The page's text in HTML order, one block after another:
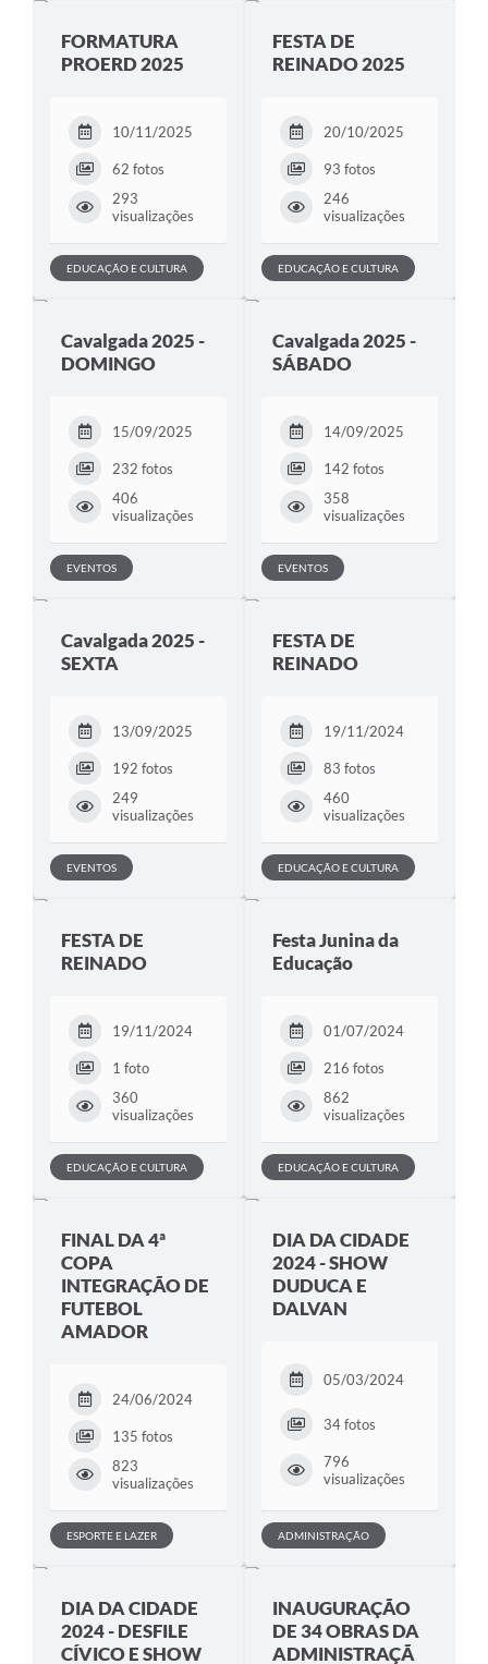
FORMATURA
PROERD 2025
10/11/2025
62 fotos
293
visualizações
EDUCAÇÃO E CULTURA
FESTA DE
REINADO 2025
20/10/2025
93 fotos
246
visualizações
EDUCAÇÃO E CULTURA
Cavalgada 2025 -
DOMINGO
15/09/2025
232 fotos
406
visualizações
EVENTOS
Cavalgada 2025 -
SÁBADO
14/09/2025
142 fotos
358
visualizações
EVENTOS
Cavalgada 2025 -
SEXTA
13/09/2025
192 fotos
249
visualizações
EVENTOS
FESTA DE
REINADO
19/11/2024
83 fotos
460
visualizações
EDUCAÇÃO E CULTURA
FESTA DE
REINADO
19/11/2024
1 foto
360
visualizações
EDUCAÇÃO E CULTURA
Festa Junina da
Educação
01/07/2024
216 fotos
862
visualizações
EDUCAÇÃO E CULTURA
FINAL DA 4ª
COPA
INTEGRAÇÃO DE
FUTEBOL
AMADOR
24/06/2024
135 fotos
823
visualizações
ESPORTE E LAZER
DIA DA CIDADE
2024 - SHOW
DUDUCA E
DALVAN
05/03/2024
34 fotos
796
visualizações
ADMINISTRAÇÃO
DIA DA CIDADE
2024 - DESFILE
CÍVICO E SHOW
INAUGURAÇÃO
DE 34 OBRAS DA
ADMINISTRAÇÃ